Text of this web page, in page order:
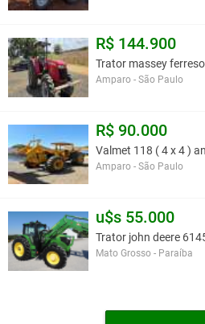
R$ 144.900
Trator massey
Amparo - São Paulo
R$ 90.000
Valmet 118 ( 4 x 4 )
Amparo - São Paulo
u$s 55.000
Trator john deere
Mato Grosso - Paraíba